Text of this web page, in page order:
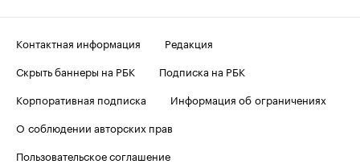
Контактная информация
Редакция
Скрыть баннеры на РБК
Подписка на РБК
Корпоративная подписка
Информация об ограничениях
О соблюдении авторских прав
Пользовательское соглашение